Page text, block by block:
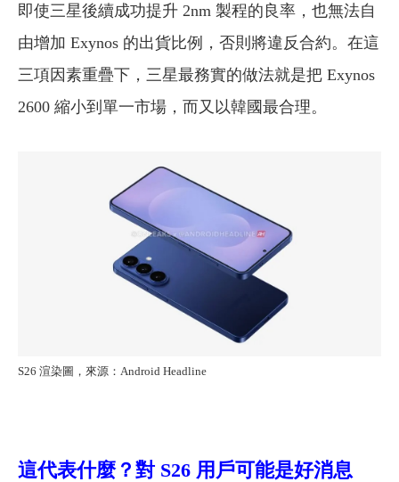
即使三星後續成功提升 2nm 製程的良率，也無法自
由增加 Exynos 的出貨比例，否則將違反合約。 在這
三項因素重疊下，三星最務實的做法就是把 Exynos
2600 縮小到單一市場，而又以韓國最合理。
S26 渲染圖，來源：Android Headline
這代表什麼？對 S26 用戶可能是好消息